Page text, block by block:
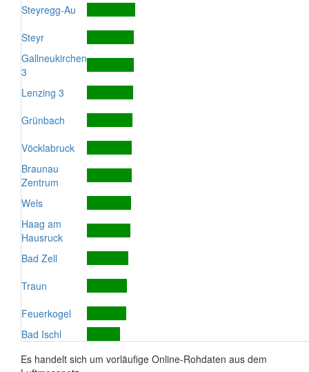
Steyregg-Au
Steyr
Gallneukirchen
3
Lenzing 3
Grünbach
Vöcklabruck
Braunau
Zentrum
Wels
Haag am
Hausruck
Bad Zell
Traun
Feuerkogel
Bad Ischl
Es handelt sich um vorläufige Online-Rohdaten aus dem